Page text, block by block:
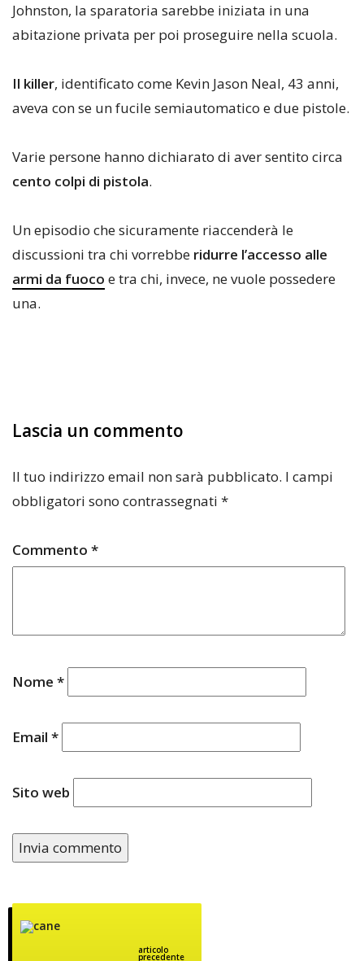
Johnston, la sparatoria sarebbe iniziata in una
abitazione privata per poi proseguire nella scuola.
Il killer, identificato come Kevin Jason Neal, 43 anni,
aveva con se un fucile semiautomatico e due pistole.
Varie persone hanno dichiarato di aver sentito circa
cento colpi di pistola.
Un episodio che sicuramente riaccenderà le
discussioni tra chi vorrebbe ridurre l’accesso alle
armi da fuoco e tra chi, invece, ne vuole possedere
una.
Lascia un commento
Il tuo indirizzo email non sarà pubblicato. I campi
obbligatori sono contrassegnati *
Commento *
Nome *
Email *
Sito web
articolo
precedente